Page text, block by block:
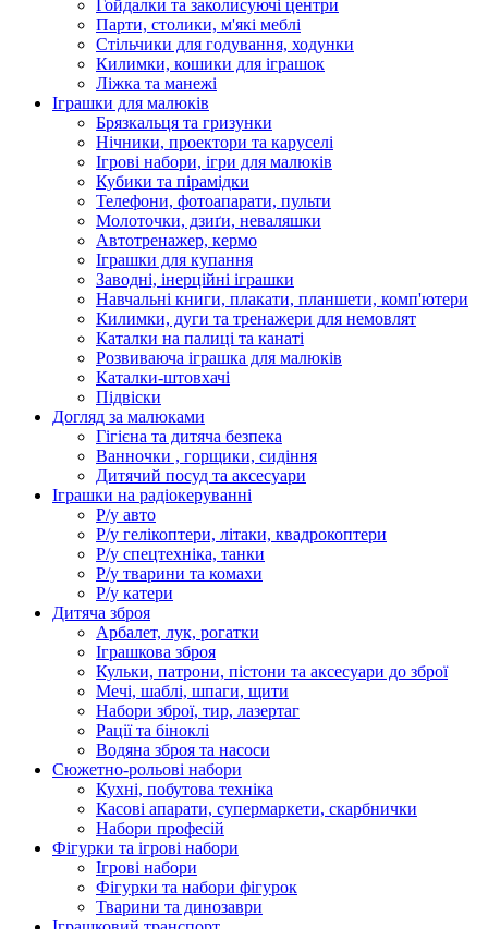
Гойдалки та заколисуючі центри
Парти, столики, м'які меблі
Стільчики для годування, ходунки
Килимки, кошики для іграшок
Ліжка та манежі
Іграшки для малюків
Брязкальця та гризунки
Нічники, проектори та каруселі
Ігрові набори, ігри для малюків
Кубики та пірамідки
Телефони, фотоапарати, пульти
Молоточки, дзиґи, неваляшки
Автотренажер, кермо
Іграшки для купання
Заводні, інерційні іграшки
Навчальні книги, плакати, планшети, комп'ютери
Килимки, дуги та тренажери для немовлят
Каталки на палиці та канаті
Розвиваюча іграшка для малюків
Каталки-штовхачі
Підвіски
Догляд за малюками
Гігієна та дитяча безпека
Ванночки , горщики, сидіння
Дитячий посуд та аксесуари
Іграшки на радіокеруванні
Р/у авто
Р/у гелікоптери, літаки, квадрокоптери
Р/у спецтехніка, танки
Р/у тварини та комахи
Р/у катери
Дитяча зброя
Арбалет, лук, рогатки
Іграшкова зброя
Кульки, патрони, пістони та аксесуари до зброї
Мечі, шаблі, шпаги, щити
Набори зброї, тир, лазертаг
Рації та біноклі
Водяна зброя та насоси
Сюжетно-рольові набори
Кухні, побутова техніка
Касові апарати, супермаркети, скарбнички
Набори професій
Фігурки та ігрові набори
Ігрові набори
Фігурки та набори фігурок
Тварини та динозаври